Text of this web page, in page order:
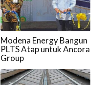
Modena Energy Bangun
PLTS Atap untuk Ancora
Group